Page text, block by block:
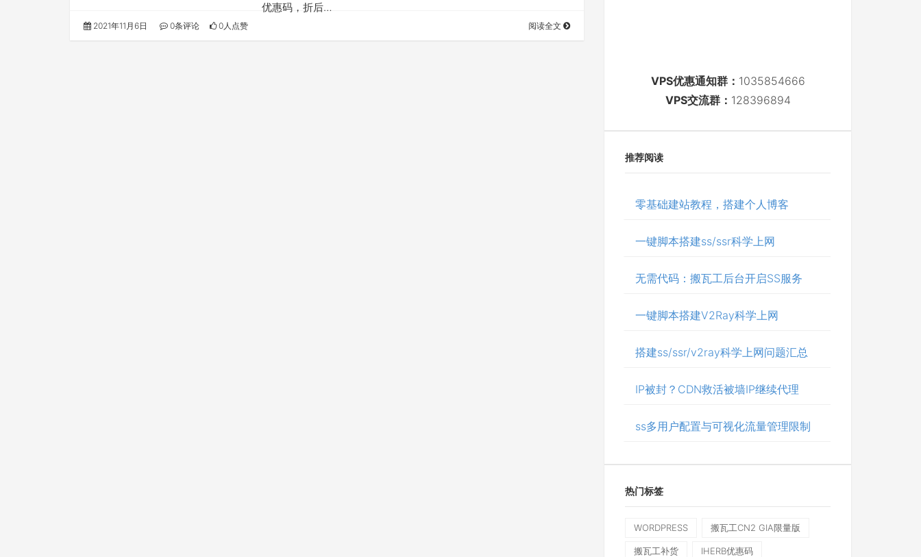
优惠码，折后…
2021年11月6日 0条评论 0人点赞 阅读全文
VPS优惠通知群： 1035854666
VPS交流群： 128396894
推荐阅读
零基础建站教程，搭建个人博客
一键脚本搭建ss/ssr科学上网
无需代码：搬瓦工后台开启SS服务
一键脚本搭建V2Ray科学上网
搭建ss/ssr/v2ray科学上网问题汇总
IP被封？CDN救活被墙IP继续代理
ss多用户配置与可视化流量管理限制
热门标签
WORDPRESS 搬瓦工CN2 GIA限量版
搬瓦工补货 IHERB优惠码